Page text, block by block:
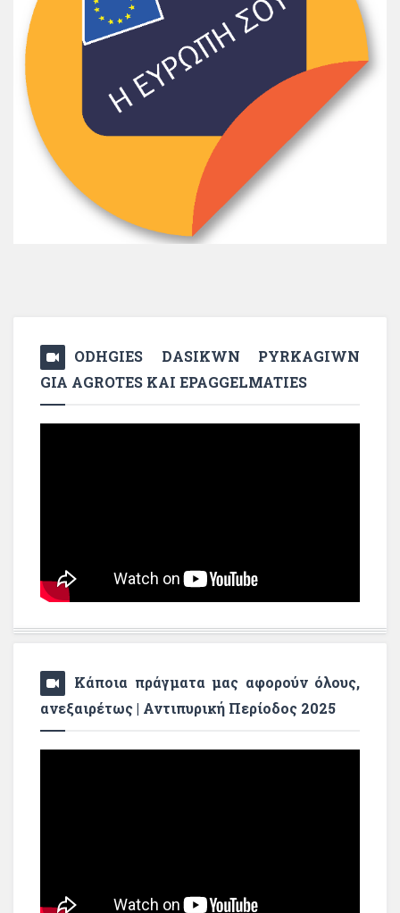
ODHGIES DASIKWN PYRKAGIWN
GIA AGROTES KAI EPAGGELMATIES
Κάποια πράγματα μας αφορούν όλους,
ανεξαιρέτως | Αντιπυρική Περίοδος 2025